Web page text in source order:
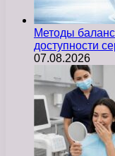
Методы
доступности
07.08.2026